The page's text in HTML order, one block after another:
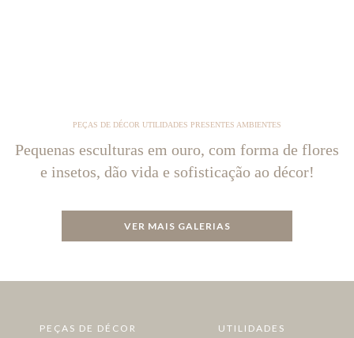
PEÇAS DE DÉCOR UTILIDADES PRESENTES AMBIENTES
Pequenas esculturas em ouro, com forma de flores
e insetos, dão vida e sofisticação ao décor!
VER MAIS GALERIAS
PEÇAS DE DÉCOR UTILIDADES